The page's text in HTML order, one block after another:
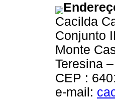
Cacilda
Conjunto
Monte
Teresina
CEP :
e-mail: